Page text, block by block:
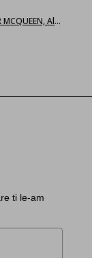
Sneakers ALEXANDER MCQUEEN, Alb cu negru 625156WHXMT9074
ti le-am